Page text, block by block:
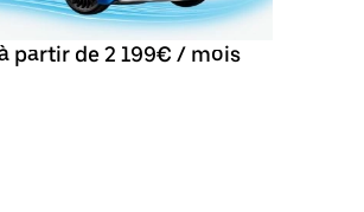
partir de 2 199€ / mois